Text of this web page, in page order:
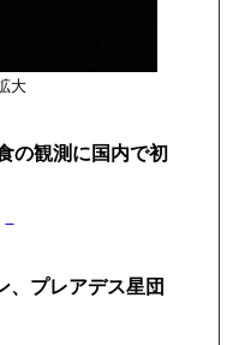
大
の観測に国内で初
、プレアデス星団